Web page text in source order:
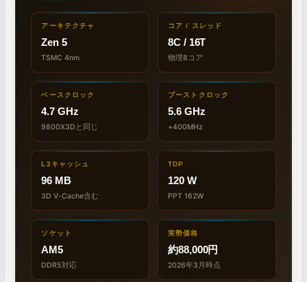
アーキテクチャ
Zen 5
TSMC 4nm
コア / スレッド
8C / 16T
物理8コア
ベースクロック
4.7 GHz
9800X3Dと同じ
ブーストクロック
5.6 GHz
+400MHz
L3キャッシュ
96 MB
3D V-Cache含む
TDP
120 W
PPT 162W
ソケット
AM5
DDR5対応
実勢価格
約88,000円
2026年3月時点